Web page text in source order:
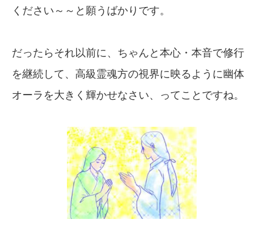
ください～～と願うばかりです。
だったらそれ以前に、ちゃんと本心・本音で修行
を継続して、高級霊魂方の視界に映るように幽体
オーラを大きく輝かせなさい、ってことですね。